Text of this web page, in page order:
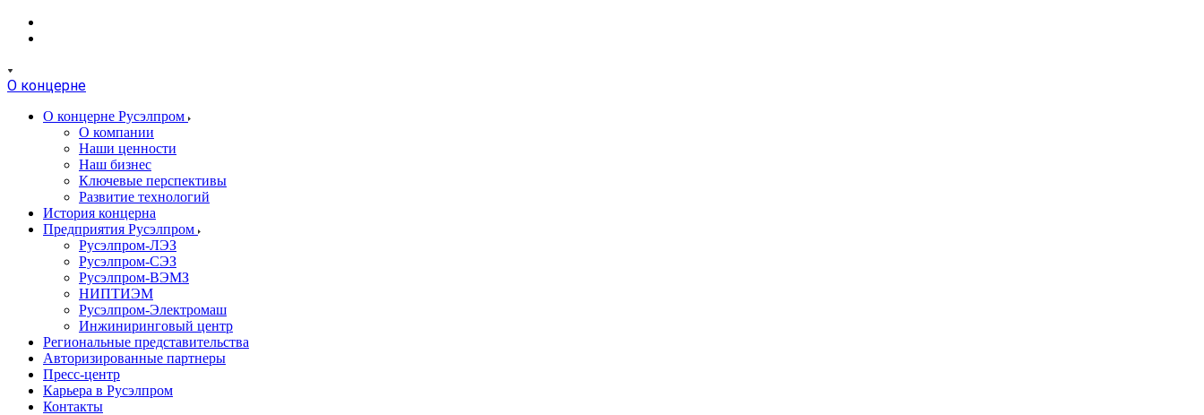
О концерне
О концерне Русэлпром
О компании
Наши ценности
Наш бизнес
Ключевые перспективы
Развитие технологий
История концерна
Предприятия Русэлпром
Русэлпром-ЛЭЗ
Русэлпром-СЭЗ
Русэлпром-ВЭМЗ
НИПТИЭМ
Русэлпром-Электромаш
Инжиниринговый центр
Региональные представительства
Авторизированные партнеры
Пресс-центр
Карьера в Русэлпром
Контакты